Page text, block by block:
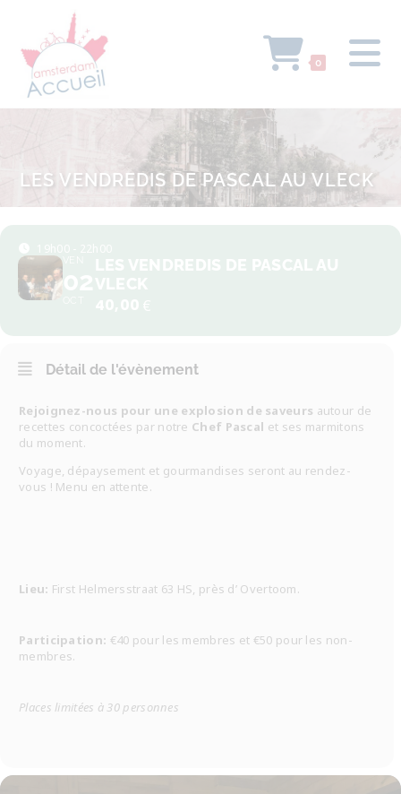
0
LES VENDREDIS DE PASCAL AU VLECK
Détail de l'évènement
Rejoignez-nous pour une explosion de saveurs autour de
recettes concoctées par notre Chef Pascal et ses marmitons
du moment.
Voyage, dépaysement et gourmandises seront au rendez-
vous ! Menu en attente.
Lieu: First Helmersstraat 63 HS, près d’ Overtoom.
Participation: €40 pour les membres et €50 pour les non-
membres.
Places limitées à 30 personnes